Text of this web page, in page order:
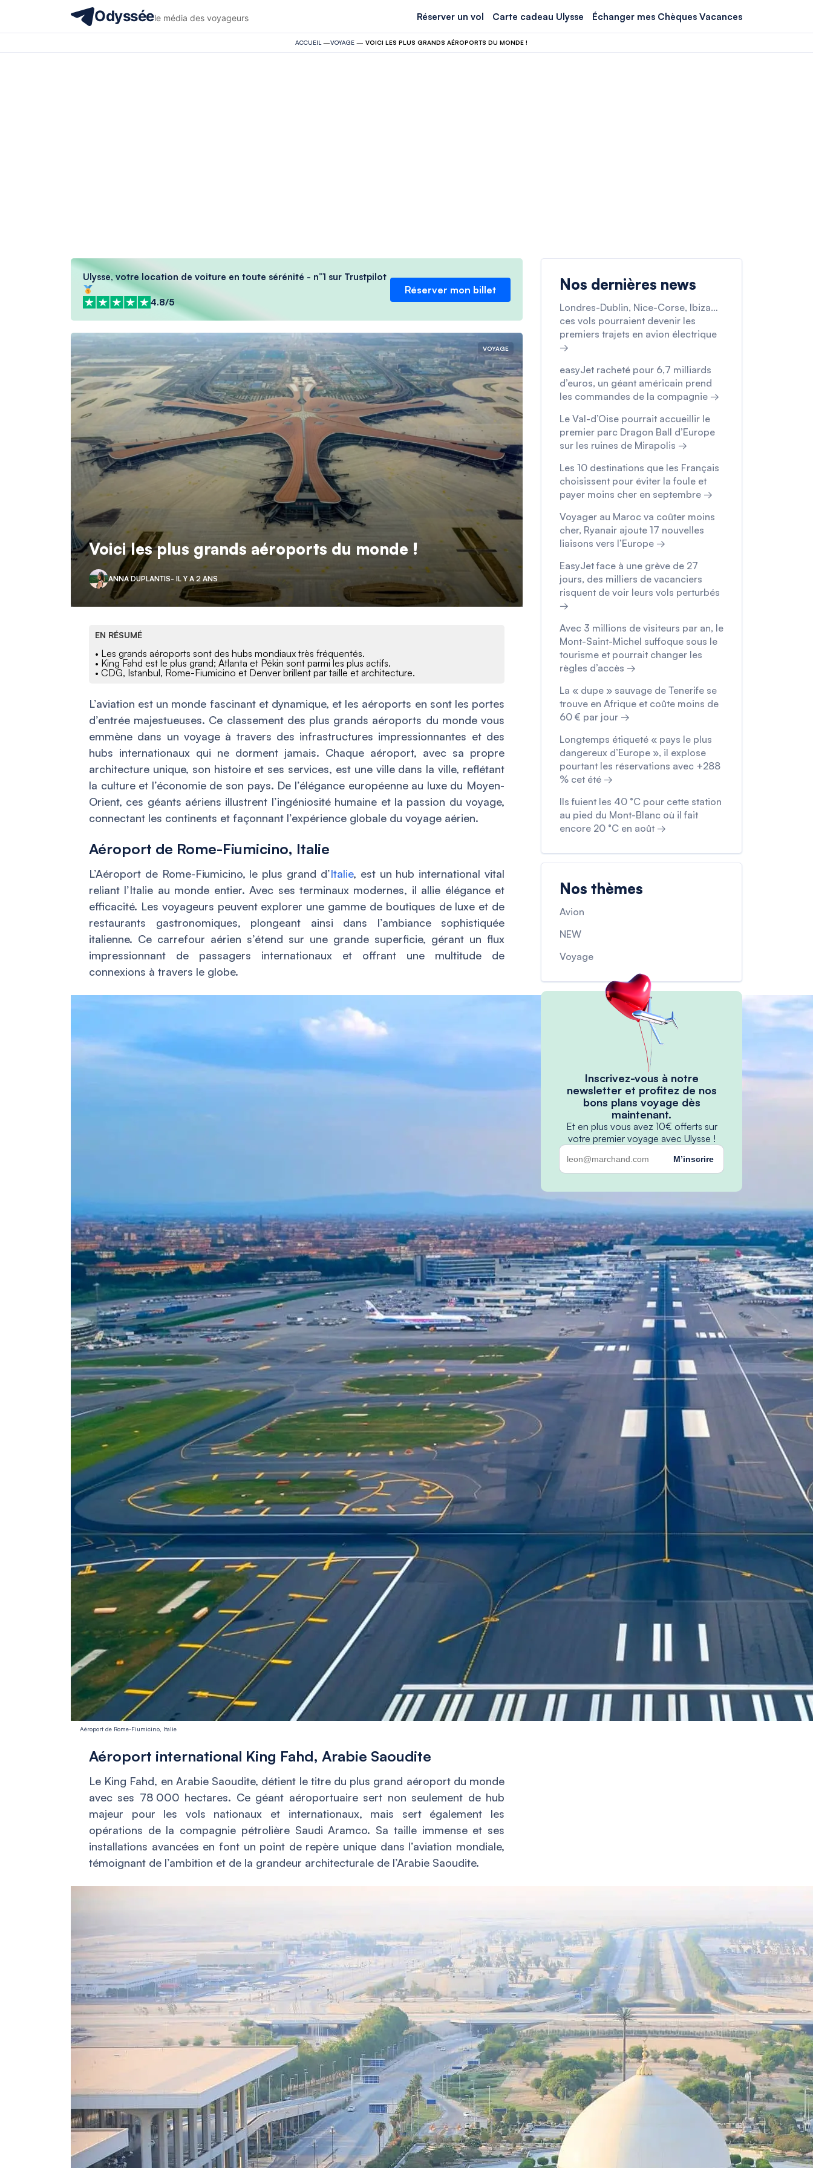
Odysséele média des voyageurs Réserver un vol Carte cadeau Ulysse Échanger mes Chèques Vacances
ACCUEIL —VOYAGE— VOICI LES PLUS GRANDS AÉROPORTS DU MONDE !
Ulysse, votre location de voiture en toute sérénité - n°1 sur Trustpilot
4.8/5
Réserver mon billet
VOYAGE
Voici les plus grands aéroports du monde !
ANNA DUPLANTIS- IL Y A 2 ANS
EN RÉSUMÉ
• Les grands aéroports sont des hubs mondiaux très fréquentés.
• King Fahd est le plus grand; Atlanta et Pékin sont parmi les plus actifs.
• CDG, Istanbul, Rome-Fiumicino et Denver brillent par taille et architecture.
L’aviation est un monde fascinant et dynamique, et les aéroports en sont les portes
d’entrée majestueuses. Ce classement des plus grands aéroports du monde vous
emmène dans un voyage à travers des infrastructures impressionnantes et des
hubs internationaux qui ne dorment jamais. Chaque aéroport, avec sa propre
architecture unique, son histoire et ses services, est une ville dans la ville, reflétant
la culture et l’économie de son pays. De l’élégance européenne au luxe du Moyen-
Orient, ces géants aériens illustrent l’ingéniosité humaine et la passion du voyage,
connectant les continents et façonnant l’expérience globale du voyage aérien.
Aéroport de Rome-Fiumicino, Italie
L’Aéroport de Rome-Fiumicino, le plus grand d’Italie, est un hub international vital
reliant l’Italie au monde entier. Avec ses terminaux modernes, il allie élégance et
efficacité. Les voyageurs peuvent explorer une gamme de boutiques de luxe et de
restaurants gastronomiques, plongeant ainsi dans l’ambiance sophistiquée
italienne. Ce carrefour aérien s’étend sur une grande superficie, gérant un flux
impressionnant de passagers internationaux et offrant une multitude de
connexions à travers le globe.
Aéroport de Rome-Fiumicino, Italie
Aéroport international King Fahd, Arabie Saoudite
Le King Fahd, en Arabie Saoudite, détient le titre du plus grand aéroport du monde
avec ses 78 000 hectares. Ce géant aéroportuaire sert non seulement de hub
majeur pour les vols nationaux et internationaux, mais sert également les
opérations de la compagnie pétrolière Saudi Aramco. Sa taille immense et ses
installations avancées en font un point de repère unique dans l’aviation mondiale,
témoignant de l’ambition et de la grandeur architecturale de l’Arabie Saoudite.
Nos dernières news
Londres-Dublin, Nice-Corse, Ibiza…
ces vols pourraient devenir les
premiers trajets en avion électrique
→
easyJet racheté pour 6,7 milliards
d’euros, un géant américain prend
les commandes de la compagnie →
Le Val-d’Oise pourrait accueillir le
premier parc Dragon Ball d’Europe
sur les ruines de Mirapolis →
Les 10 destinations que les Français
choisissent pour éviter la foule et
payer moins cher en septembre →
Voyager au Maroc va coûter moins
cher, Ryanair ajoute 17 nouvelles
liaisons vers l’Europe →
EasyJet face à une grève de 27
jours, des milliers de vacanciers
risquent de voir leurs vols perturbés
→
Avec 3 millions de visiteurs par an, le
Mont-Saint-Michel suffoque sous le
tourisme et pourrait changer les
règles d’accès →
La « dupe » sauvage de Tenerife se
trouve en Afrique et coûte moins de
60 € par jour →
Longtemps étiqueté « pays le plus
dangereux d’Europe », il explose
pourtant les réservations avec +288
% cet été →
Ils fuient les 40 °C pour cette station
au pied du Mont-Blanc où il fait
encore 20 °C en août →
Nos thèmes
Avion
NEW
Voyage
Inscrivez-vous à notre
newsletter et profitez de nos
bons plans voyage dès
maintenant.
Et en plus vous avez 10€ offerts sur
votre premier voyage avec Ulysse !
M’inscrire